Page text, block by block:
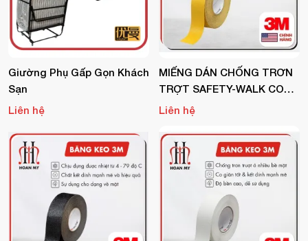
Giường Phụ Gấp Gọn Khách
Sạn
Liên hệ
MIẾNG DÁN CHỐNG TRƠN
TRỢT SAFETY-WALK CONF
ORMABLE TAPES AND TRE
Liên hệ